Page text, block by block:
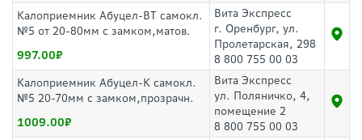
Калоприемник Абуцел-ВТ самокл.
№5 от 20-80мм с замком,матов.
997.00
Вита Экспресс
г. Оренбург, ул.
Пролетарская, 298
8 800 755 00 03
Калоприемник Абуцел-К самокл.
№5 20-70мм с замком,прозрачн.
1009.00
Вита Экспресс
ул. Поляничко, 4,
помещение 2
8 800 755 00 03